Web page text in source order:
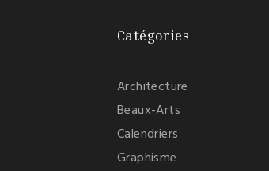
Catégories
Architecture
Beaux-Arts
Calendriers
Graphisme